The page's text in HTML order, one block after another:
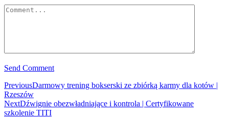
Send Comment
Nawigacja
wpisu
Previous
post:
PreviousDarmowy trening bokserski ze zbiórką karmy dla kotów |
Rzeszów
Next
post:
NextDźwignie obezwładniające i kontrola | Certyfikowane
szkolenie TITI